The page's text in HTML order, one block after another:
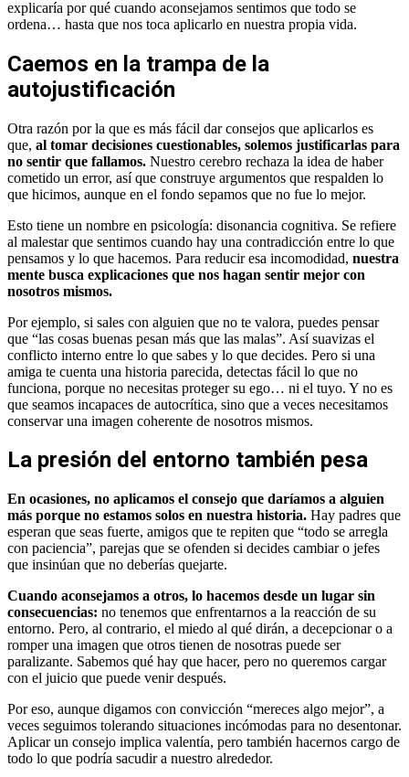
explicaría por qué cuando aconsejamos sentimos que todo se
ordena… hasta que nos toca aplicarlo en nuestra propia vida.
Caemos en la trampa de la
autojustificación
Otra razón por la que es más fácil dar consejos que aplicarlos es
que, al tomar decisiones cuestionables, solemos justificarlas para
no sentir que fallamos. Nuestro cerebro rechaza la idea de haber
cometido un error, así que construye argumentos que respalden lo
que hicimos, aunque en el fondo sepamos que no fue lo mejor.
Esto tiene un nombre en psicología: disonancia cognitiva. Se refiere
al malestar que sentimos cuando hay una contradicción entre lo que
pensamos y lo que hacemos. Para reducir esa incomodidad, nuestra
mente busca explicaciones que nos hagan sentir mejor con
nosotros mismos.
Por ejemplo, si sales con alguien que no te valora, puedes pensar
que “las cosas buenas pesan más que las malas”. Así suavizas el
conflicto interno entre lo que sabes y lo que decides. Pero si una
amiga te cuenta una historia parecida, detectas fácil lo que no
funciona, porque no necesitas proteger su ego… ni el tuyo. Y no es
que seamos incapaces de autocrítica, sino que a veces necesitamos
conservar una imagen coherente de nosotros mismos.
La presión del entorno también pesa
En ocasiones, no aplicamos el consejo que daríamos a alguien
más porque no estamos solos en nuestra historia. Hay padres que
esperan que seas fuerte, amigos que te repiten que “todo se arregla
con paciencia”, parejas que se ofenden si decides cambiar o jefes
que insinúan que no deberías quejarte.
Cuando aconsejamos a otros, lo hacemos desde un lugar sin
consecuencias: no tenemos que enfrentarnos a la reacción de su
entorno. Pero, al contrario, el miedo al qué dirán, a decepcionar o a
romper una imagen que otros tienen de nosotras puede ser
paralizante. Sabemos qué hay que hacer, pero no queremos cargar
con el juicio que puede venir después.
Por eso, aunque digamos con convicción “mereces algo mejor”, a
veces seguimos tolerando situaciones incómodas para no desentonar.
Aplicar un consejo implica valentía, pero también hacernos cargo de
todo lo que podría sacudir a nuestro alrededor.